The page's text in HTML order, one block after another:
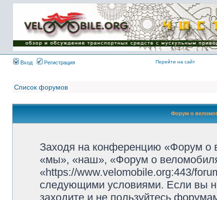
Имя пользователя:
Пароль:
{ LOG_ME_IN_SHORT
}
Вход
Регистрация Перейти на сайт
Список форумов
Форум о
Заходя на конференцию «Форум о
«мы», «наш», «Форум о
«https://www.velomobile.org:443/
следующими условиями. Если вы
заходите и не пользуйтесь